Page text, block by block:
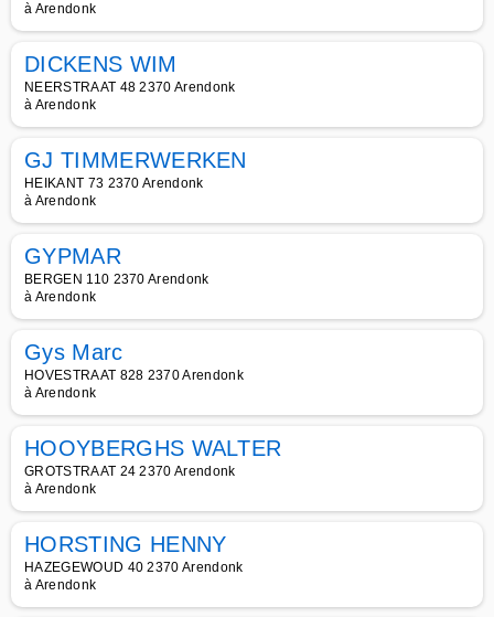
à Arendonk
DICKENS WIM
NEERSTRAAT 48 2370 Arendonk
à Arendonk
GJ TIMMERWERKEN
HEIKANT 73 2370 Arendonk
à Arendonk
GYPMAR
BERGEN 110 2370 Arendonk
à Arendonk
Gys Marc
HOVESTRAAT 828 2370 Arendonk
à Arendonk
HOOYBERGHS WALTER
GROTSTRAAT 24 2370 Arendonk
à Arendonk
HORSTING HENNY
HAZEGEWOUD 40 2370 Arendonk
à Arendonk